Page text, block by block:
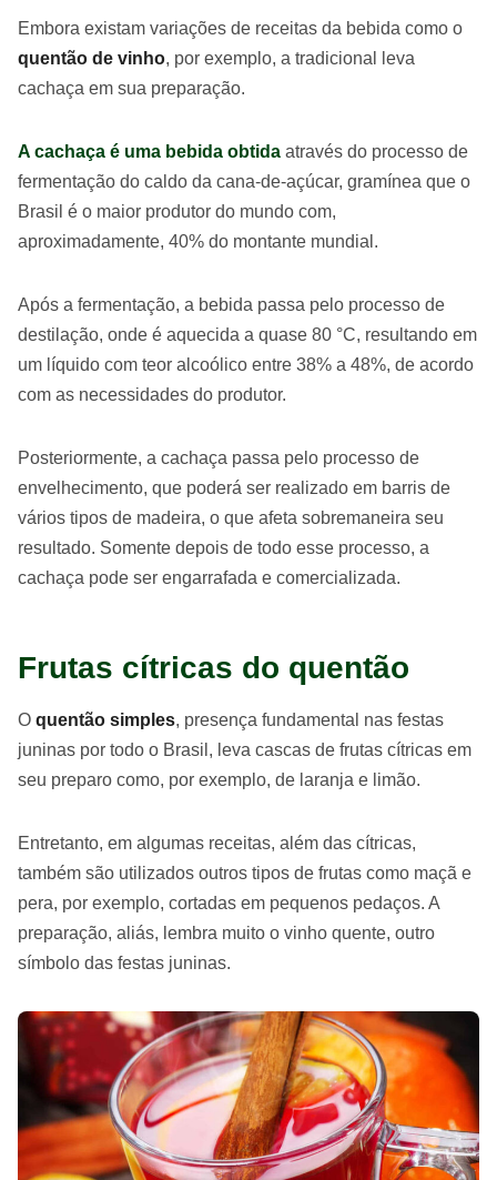
Embora existam variações de receitas da bebida como o
quentão de vinho, por exemplo, a tradicional leva
cachaça em sua preparação.
A cachaça é uma bebida obtida através do processo de
fermentação do caldo da cana-de-açúcar, gramínea que o
Brasil é o maior produtor do mundo com,
aproximadamente, 40% do montante mundial.
Após a fermentação, a bebida passa pelo processo de
destilação, onde é aquecida a quase 80 °C, resultando em
um líquido com teor alcoólico entre 38% a 48%, de acordo
com as necessidades do produtor.
Posteriormente, a cachaça passa pelo processo de
envelhecimento, que poderá ser realizado em barris de
vários tipos de madeira, o que afeta sobremaneira seu
resultado. Somente depois de todo esse processo, a
cachaça pode ser engarrafada e comercializada.
Frutas cítricas do quentão
O quentão simples, presença fundamental nas festas
juninas por todo o Brasil, leva cascas de frutas cítricas em
seu preparo como, por exemplo, de laranja e limão.
Entretanto, em algumas receitas, além das cítricas,
também são utilizados outros tipos de frutas como maçã e
pera, por exemplo, cortadas em pequenos pedaços. A
preparação, aliás, lembra muito o vinho quente, outro
símbolo das festas juninas.